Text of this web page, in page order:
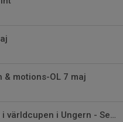
& motions-OL 7 maj
Toppavslutning av Elvira i världcupen i Ungern - Seger i långdistansen